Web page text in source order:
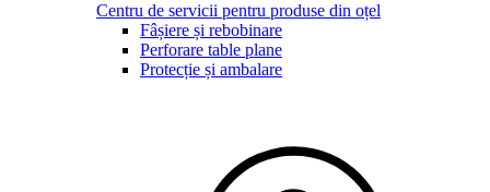
Centru de servicii pentru produse din oțel
Fâșiere și rebobinare
Perforare table plane
Protecție și ambalare